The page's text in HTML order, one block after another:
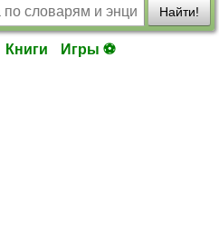
Найти!
Книги Игры ⚽